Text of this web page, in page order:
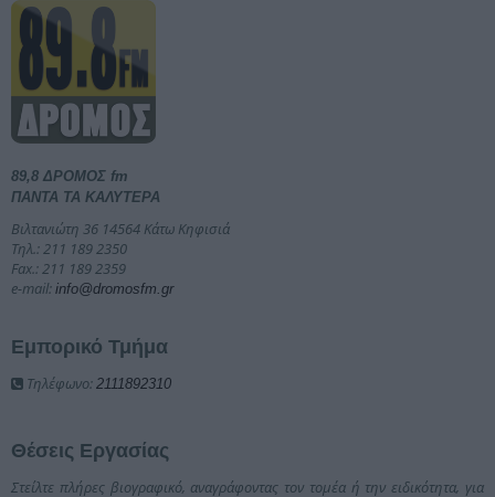
89,8 ΔΡΟΜΟΣ fm
ΠΑΝΤΑ ΤΑ ΚΑΛΥΤΕΡΑ
Βιλτανιώτη 36 14564 Κάτω Κηφισιά
Τηλ.: 211 189 2350
Fax.: 211 189 2359
e-mail: info@dromosfm.gr
Εμπορικό Τμήμα
Τηλέφωνο: 2111892310
Θέσεις Εργασίας
Στείλτε πλήρες βιογραφικό, αναγράφοντας τον τομέα ή την ειδικότητα, για